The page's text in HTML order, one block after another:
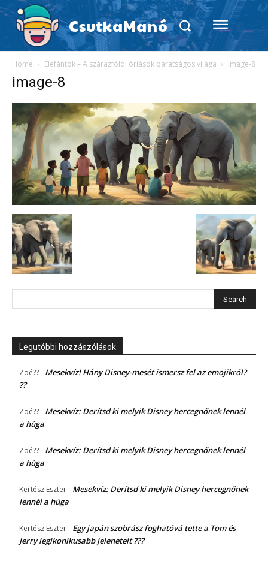
CsutkaManó
Home Elefántok – A szárazföldi óriások barátságos világa image-8
image-8
Legutóbbi hozzászólások
Zoé??- Mesekvíz! Hány Disney-mesét ismersz fel az emojikról?
??
Zoé??- Mesekvíz: Derítsd ki melyik Disney hercegnőnek lennél
a húga
Zoé??- Mesekvíz: Derítsd ki melyik Disney hercegnőnek lennél
a húga
Kertész Eszter- Mesekvíz: Derítsd ki melyik Disney hercegnőnek
lennél a húga
Kertész Eszter- Egy japán szobrász foghatóvá tette a Tom és
Jerry legikonikusabb jeleneteit ???